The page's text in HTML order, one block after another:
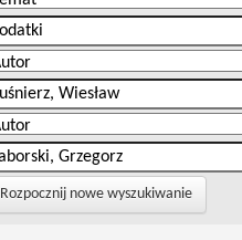
Rozpocznij nowe wyszukiwanie